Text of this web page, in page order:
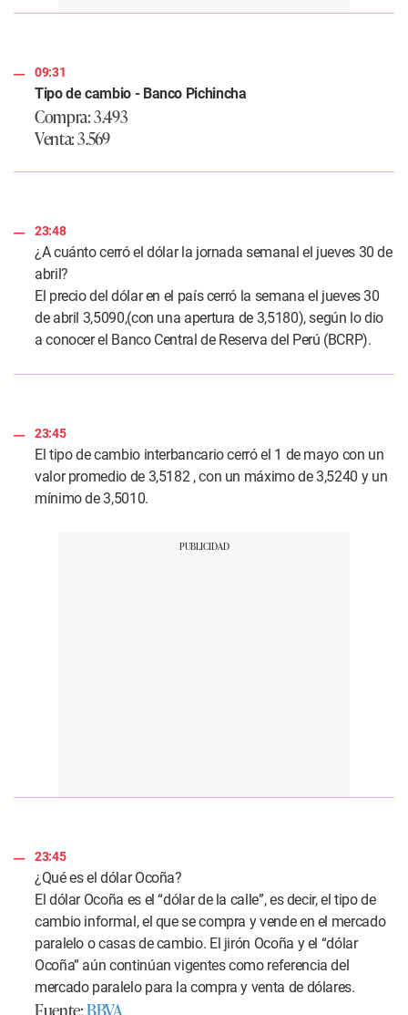
09:31
Tipo de cambio - Banco Pichincha
Compra: 3.493
Venta: 3.569
23:48
¿A cuánto cerró el dólar la jornada semanal el jueves 30 de
abril?
El precio del dólar en el país cerró la semana el jueves 30
de abril 3,5090,(con una apertura de 3,5180), según lo dio
a conocer el Banco Central de Reserva del Perú (BCRP).
23:45
El tipo de cambio interbancario cerró el 1 de mayo con un
valor promedio de 3,5182 , con un máximo de 3,5240 y un
mínimo de 3,5010.
23:45
¿Qué es el dólar Ocoña?
El dólar Ocoña es el “dólar de la calle”, es decir, el tipo de
cambio informal, el que se compra y vende en el mercado
paralelo o casas de cambio. El jirón Ocoña y el “dólar
Ocoña” aún continúan vigentes como referencia del
mercado paralelo para la compra y venta de dólares.
Fuente:BBVA